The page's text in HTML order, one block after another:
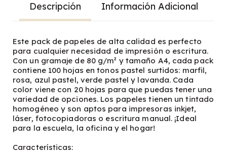
Descripción Información Adicional
Este pack de papeles de alta calidad es perfecto
para cualquier necesidad de impresión o escritura.
Con un gramaje de 80 g/m² y tamaño A4, cada pack
contiene 100 hojas en tonos pastel surtidos: marfil,
rosa, azul pastel, verde pastel y lavanda. Cada
color viene con 20 hojas para que puedas tener una
variedad de opciones. Los papeles tienen un tintado
homogéneo y son aptos para impresoras inkjet,
láser, fotocopiadoras o escritura manual. ¡Ideal
para la escuela, la oficina y el hogar!
Características: